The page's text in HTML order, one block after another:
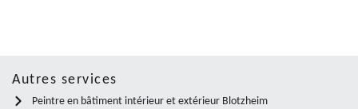
Autres services
Peintre en bâtiment intérieur et extérieur Blotzheim